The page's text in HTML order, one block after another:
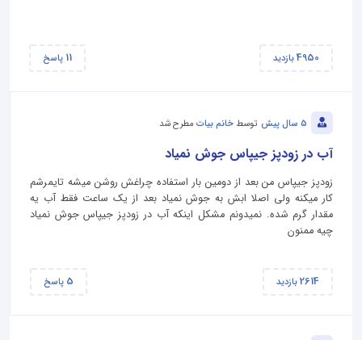
4950بازدید 11 پاسخ
5 سال پیش توسط خانم بیات مطرح شد
آب در زودپز جیپاس جوش نمیاد
زودپز جیپاس من بعد از دومین بار استفاده چراغش روشن میشه تایمرشم
کار میکنه ولی اصلا ابش به جوش نمیاد بعد از یک ساعت فقط آب یه
مقدار گرم شده. نمیدونم مشکل اینکه آب در زودپز جیپاس جوش نمیاد
چیه ممنون
2614بازدید 5 پاسخ